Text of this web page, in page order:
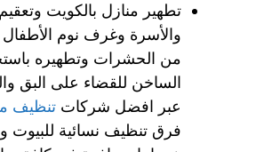
تطهير منازل بالكويت
والأسرة وغرف نوم
من الحشرات وتطهيره
الساخن للقضاء على البق
عبر افضل شركات تنظيف
فرق تنظيف نسائية للبيوت